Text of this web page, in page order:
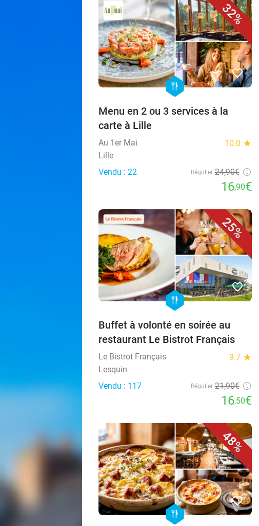
32%
favorite_border
hexagon
food
Menu en 2 ou 3 services à la
carte à Lille
Au 1er Mai 10.0 star
Lille
Vendu : 22
Régulier 24,90€
16,90€
25%
favorite_border
hexagon
food
Buffet à volonté en soirée au
restaurant Le Bistrot Français
Le Bistrot Français 9.7 star
Lesquin
Vendu : 117
Régulier 21,90€
16,50€
48%
favorite_border
hexagon
food